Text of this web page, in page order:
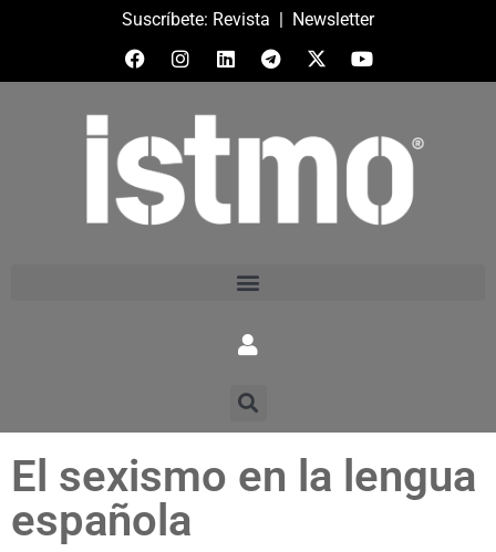
Suscríbete: Revista | Newsletter
El sexismo en la lengua
española